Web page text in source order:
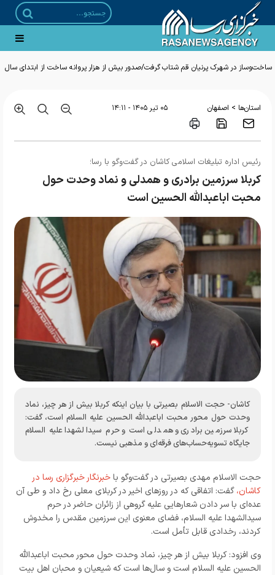
ساخت‌وساز در شهرک پرنیان قم شتاب گرفت/صدور بیش از هزار پروانه ساخت از ابتدای سال
استان‌ها > اصفهان ۰۵ تير ۱۴۰۵ - ۱۴:۱۱
رئیس اداره تبلیغات اسلامی کاشان در گفت‌و‌گو با رسا؛
کربلا سرزمین برادری و همدلی و نماد وحدت حول
محبت اباعبدالله الحسین است
کاشان- حجت الاسلام بصیرتی با بیان اینکه کربلا بیش از هر چیز، نماد
وحدت حول محور محبت اباعبدالله الحسین علیه السلام است، گفت:
کربلا سرزمین برادری و همدلی است و حرم سیدالشهدا علیه السلام
جایگاه تسویه‌حساب‌های فرقه‌ای و مذهبی نیست.
حجت الاسلام مهدی بصیرتی در گفت‌و‌گو باخبرنگار خبرگزاری رسا در
کاشان،گفت: اتفاقی که در روز‌های اخیر در کربلای معلی رخ داد و طی آن
عده‌ای با سر دادن شعار‌هایی علیه گروهی از زائران حاضر در حرم
سیدالشهدا علیه السلام، فضای معنوی این سرزمین مقدس را مخدوش
کردند، رخدادی قابل تأمل است.
وی افزود: کربلا بیش از هر چیز، نماد وحدت حول محور محبت اباعبدالله
الحسین علیه السلام است و سال‌ها است که شیعیان و محبان اهل بیت